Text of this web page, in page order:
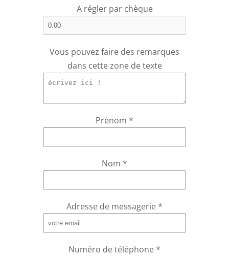
A régler par chèque
Vous pouvez faire des remarques
dans cette zone de texte
Prénom *
Nom *
Adresse de messagerie *
Numéro de téléphone *